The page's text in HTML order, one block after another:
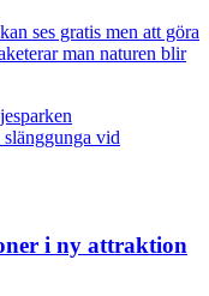
ses gratis men att göra
man naturen blir
i ny attraktion